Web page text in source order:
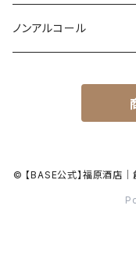
ノンアルコール
© 【BASE公式】福原酒店